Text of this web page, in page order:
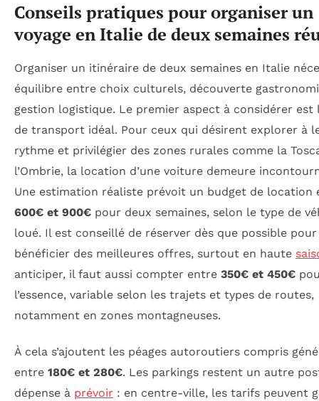
Conseils pratiques pour organiser un
voyage en Italie de deux semaines
Organiser un itinéraire de deux semaines en Italie
équilibre entre choix culturels, découverte
gestion logistique. Le premier aspect à considérer est
de transport idéal. Pour ceux qui désirent explorer à
rythme et privilégier des zones rurales comme la
l’Ombrie, la location d’une voiture demeure
Une estimation réaliste prévoit un budget de location
600€ et 900€ pour deux semaines, selon le type de
loué. Il est conseillé de réserver dès que possible pour
bénéficier des meilleures offres, surtout en haute
anticiper, il faut aussi compter entre 350€ et 450€
l’essence, variable selon les trajets et types de routes,
notamment en zones montagneuses.
À cela s’ajoutent les péages autoroutiers compris
entre 180€ et 280€. Les parkings restent un autre
dépense à prévoir : en centre-ville, les tarifs peuvent